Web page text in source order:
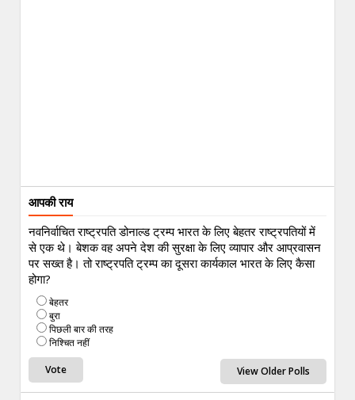
आपकी राय
नवनिर्वाचित राष्ट्रपति डोनाल्ड ट्रम्प भारत के लिए बेहतर राष्ट्रपतियों में
से एक थे। बेशक वह अपने देश की सुरक्षा के लिए व्यापार और आप्रवासन
पर सख्त है। तो राष्ट्रपति ट्रम्प का दूसरा कार्यकाल भारत के लिए कैसा
होगा?
बेहतर
बुरा
पिछली बार की तरह
निश्चित नहीं
View Older Polls